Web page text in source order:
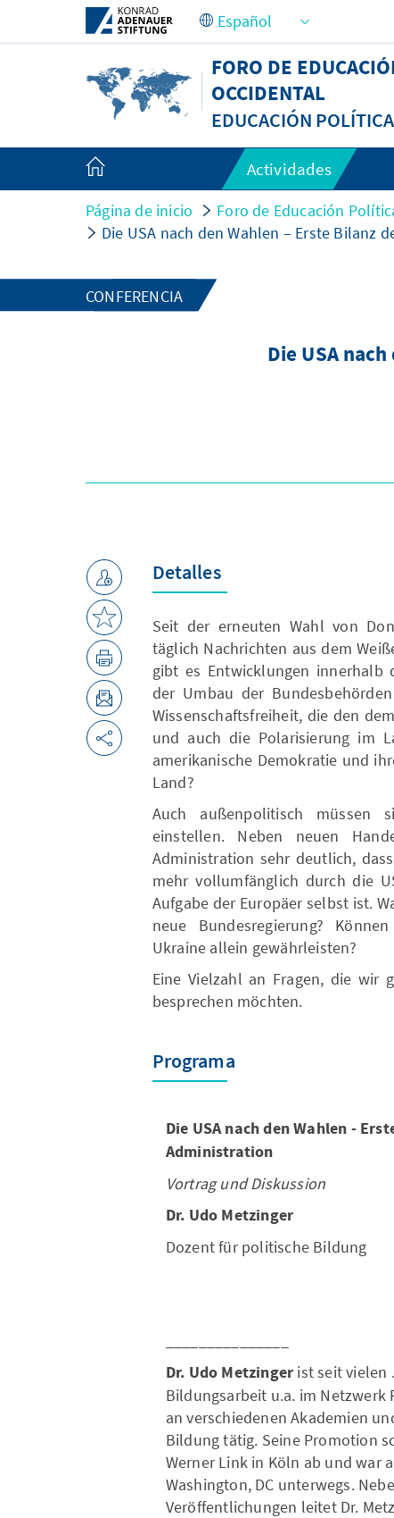
Saltar al contenido principal
FORO DE
OCCIDENTAL
EDUCACIÓN
Actividades
Página de inicio Foro de Educación
Die USA nach den Wahlen – Erste Bilanz
CONFERENCIA
Die USA
Detalles
Seit der erneuten Wahl von
täglich Nachrichten aus dem
gibt es Entwicklungen innerhalb
der Umbau der
Wissenschaftsfreiheit, die den
und auch die Polarisierung im
amerikanische Demokratie und
Land?
Auch außenpolitisch müssen
einstellen. Neben neuen
Administration sehr deutlich,
mehr vollumfänglich durch die
Aufgabe der Europäer selbst ist.
neue Bundesregierung?
Ukraine allein gewährleisten?
Eine Vielzahl an Fragen, die wir
besprechen möchten.
Programa
Die USA nach den Wahlen -
Administration
Vortrag und Diskussion
Dr. Udo Metzinger
Dozent für politische Bildung
Dr. Udo Metzinger ist seit vielen
Bildungsarbeit u.a. im
an verschiedenen Akademien
Bildung tätig. Seine Promotion
Werner Link in Köln ab und war
Washington, DC unterwegs.
Veröffentlichungen leitet Dr.